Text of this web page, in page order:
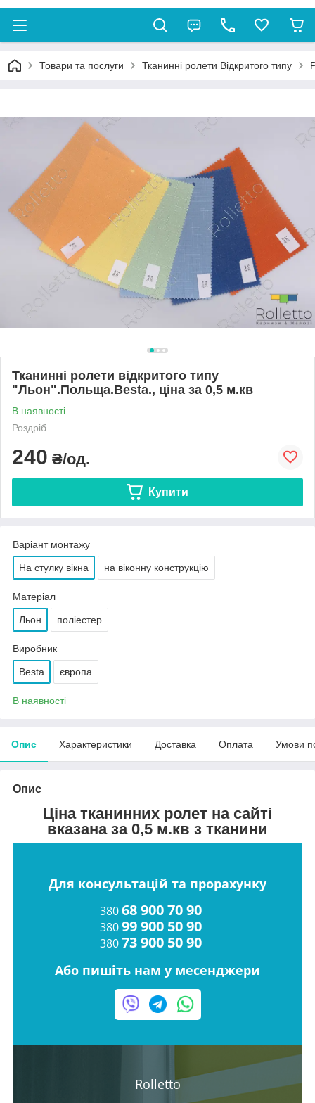
Товари та послуги Тканинні ролети Відкритого типу
Тканинні ролети відкритого типу
"Льон".Польща.Besta., ціна за 0,5 м.кв
В наявності
Роздріб
240 ₴/од.
Купити
Варіант монтажу
На стулку вікна на віконну конструкцію
Матеріал
Льон поліестер
Виробник
Besta європа
В наявності
Опис Характеристики Доставка Оплата Умови
Опис
Ціна тканинних ролет на сайті
вказана за 0,5 м.кв з тканини
Для консультацій та прорахунку
38068 900 70 90
38099 900 50 90
38073 900 50 90
Або пишіть нам у месенджери
Rolletto